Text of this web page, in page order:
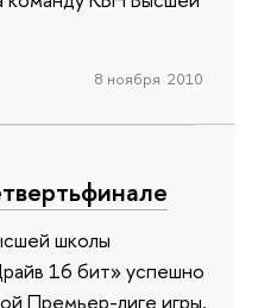
8 ноября 2010
школы
16 бит» успешно
Премьер-лиге игры.